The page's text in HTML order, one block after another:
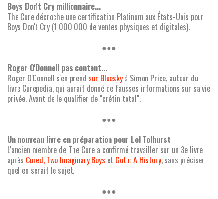
Boys Don't Cry millionnaire...
The Cure décroche une certification Platinum aux États-Unis pour
Boys Don't Cry (1 000 000 de ventes physiques et digitales).
●●●
Roger O'Donnell pas content...
Roger O'Donnell s'en prend sur Bluesky à Simon Price, auteur du
livre Curepedia, qui aurait donné de fausses informations sur sa vie
privée. Avant de le qualifier de "crétin total".
●●●
Un nouveau livre en préparation pour Lol Tolhurst
L'ancien membre de The Cure a confirmé travailler sur un 3e livre
après Cured, Two Imaginary Boys et Goth: A History, sans préciser
quel en serait le sujet.
●●●